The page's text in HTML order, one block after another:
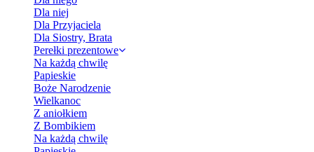
Dla niej
Dla Przyjaciela
Dla Siostry, Brata
Perełki prezentowe
Na każdą chwilę
Papieskie
Boże Narodzenie
Wielkanoc
Z aniołkiem
Z Bombikiem
Na każdą chwilę